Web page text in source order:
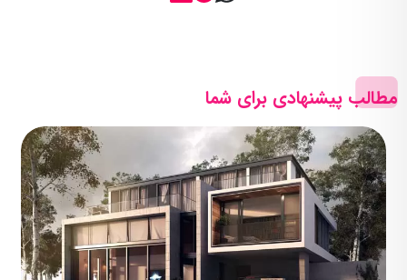
مطالب پیشنهادی برای شما